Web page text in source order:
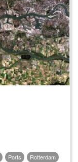
Ports Rotterdam